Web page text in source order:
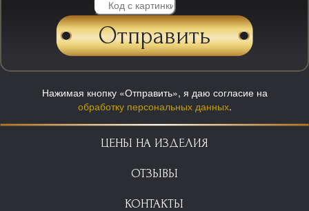
Нажимая кнопку «Отправить», я даю согласие на
обработку персональных данных.
ЦЕНЫ НА ИЗДЕЛИЯ
ОТЗЫВЫ
КОНТАКТЫ